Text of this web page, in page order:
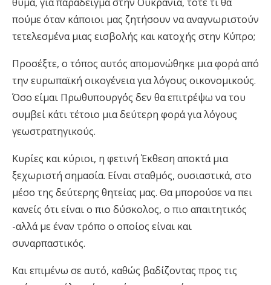
πούμε όταν κάποιοι μας ζητήσουν να αναγνωριστούν
τετελεσμένα μιας εισβολής και κατοχής στην Κύπρο;
Προσέξτε, ο τόπος αυτός απομονώθηκε μια φορά από
την ευρωπαϊκή οικογένεια για λόγους οικονομικούς.
Όσο είμαι Πρωθυπουργός δεν θα επιτρέψω να του
συμβεί κάτι τέτοιο μια δεύτερη φορά για λόγους
γεωστρατηγικούς.
Κυρίες και κύριοι, η φετινή Έκθεση αποκτά μια
ξεχωριστή σημασία. Είναι σταθμός, ουσιαστικά, στο
μέσο της δεύτερης θητείας μας. Θα μπορούσε να πει
κανείς ότι είναι ο πιο δύσκολος, ο πιο απαιτητικός
-αλλά με έναν τρόπο ο οποίος είναι και
συναρπαστικός.
Και επιμένω σε αυτό, καθώς βαδίζοντας προς τις